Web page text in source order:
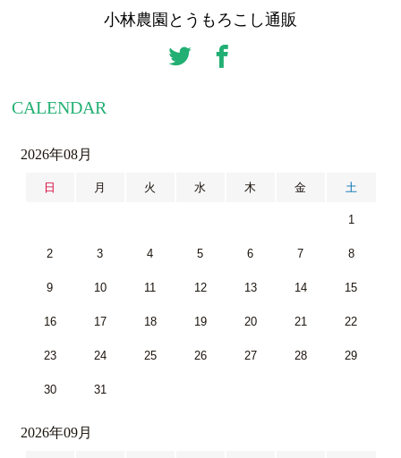
小林農園とうもろこし通販
CALENDAR
2026年08月
日 月 火 水 木 金 土
1
2 3 4 5 6 7 8
9 10 11 12 13 14 15
16 17 18 19 20 21 22
23 24 25 26 27 28 29
30 31
2026年09月